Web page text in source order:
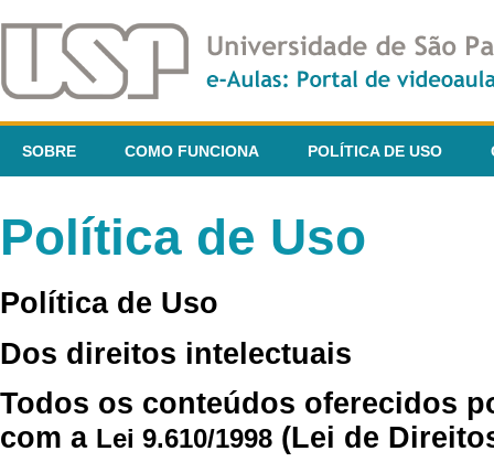
SOBRE COMO FUNCIONA POLÍTICA DE USO
Política de Uso
Política de Uso
Dos direitos intelectuais
Todos os conteúdos oferecidos
com a Lei 9.610/1998 (Lei de